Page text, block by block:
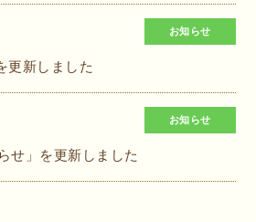
お知らせ
更新しました
お知らせ
せ」を更新しました